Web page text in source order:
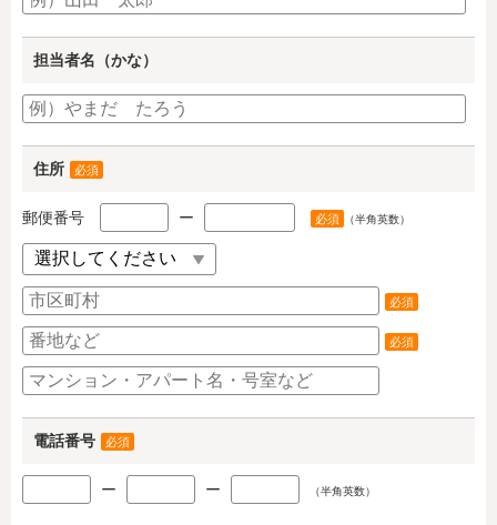
担当者名（かな）
住所 必須
郵便番号 ー 必須 （半角英数）
必須
必須
電話番号 必須
ー ー （半角英数）